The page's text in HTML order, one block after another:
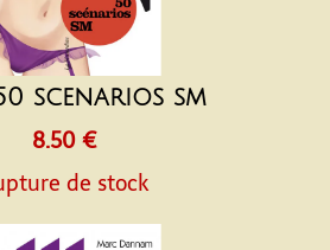
scenarios sm
8.50 €
de stock